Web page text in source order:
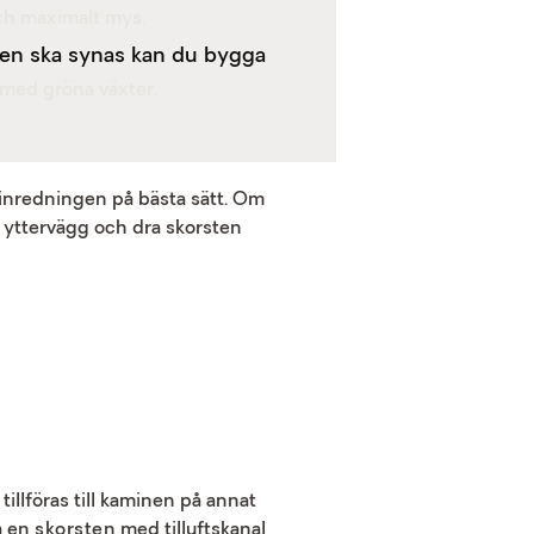
ska synas kan du bygga
på bästa sätt. Om
och dra skorsten
till kaminen på annat